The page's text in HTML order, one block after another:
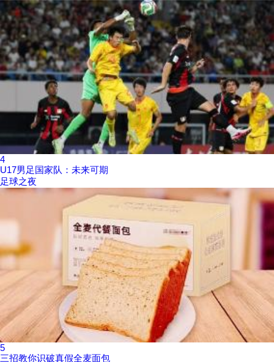
4
U17男足国家队：未来可期
足球之夜
5
三招教你识破真假全麦面包